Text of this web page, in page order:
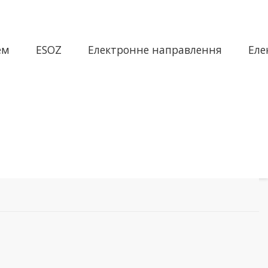
ESOZ Електронне направлення